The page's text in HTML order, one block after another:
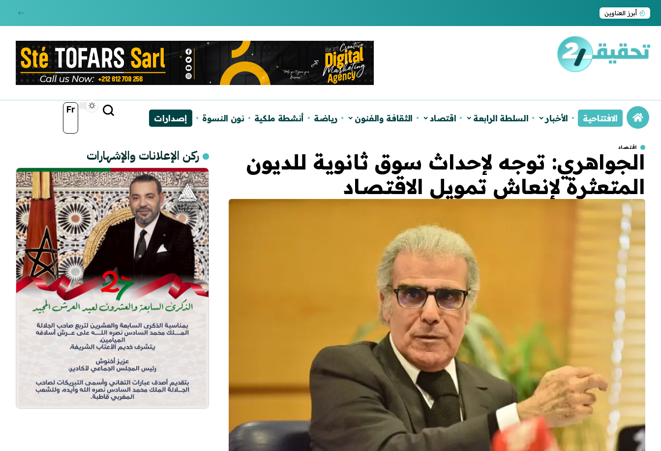
أبرز العناوين
Fr
الافتتاحية الأخبار السلطة الرابعة اقتصاد الثقافة والفنون رياضة أنشطة ملكية نون النسوة إصدارات
اقتصاد
الجواهري: توجه لإحداث سوق ثانوية للديون
المتعثرة لإنعاش تمويل الاقتصاد
ركن الإعلانات والإشهارات